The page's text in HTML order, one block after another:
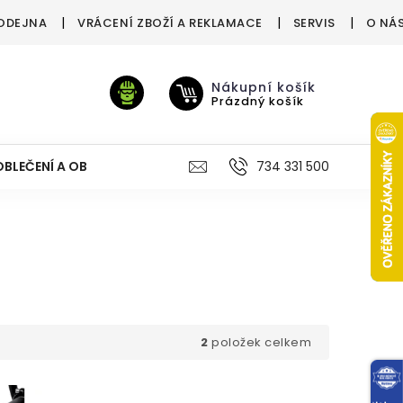
VRÁCENÍ ZBOŽÍ A REKLAMACE SERVIS O
Nákupní košík
Prázdný košík
A OBUV VÝŽIVA VÝPRODEJ %
734 331 500
2 položek celkem